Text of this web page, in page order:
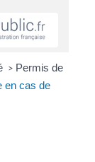
> Permis de
en cas de